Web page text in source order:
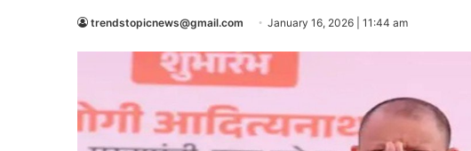
trendstopicnews@gmail.com January 16, 2026 | 11:44 am